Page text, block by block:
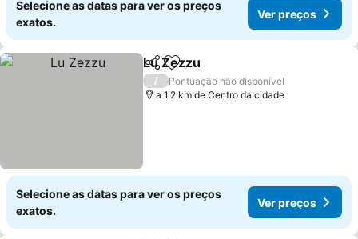
Selecione as datas para ver os preços
exatos.
Ver preços
PartilharAdicionar aos favoritos
Lu Zezzu
/
Pontuação não disponível
a 1.2 km de Centro da cidade
Selecione as datas para ver os preços
exatos.
Ver preços